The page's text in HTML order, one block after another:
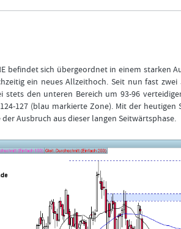
befindet sich übergeordnet in einem starken
ein neues Allzeithoch. Seit nun fast
stets den unteren Bereich um 93-96
127 (blau markierte Zone). Mit der heutigen
Ausbruch aus dieser langen Seitwärtsphase.